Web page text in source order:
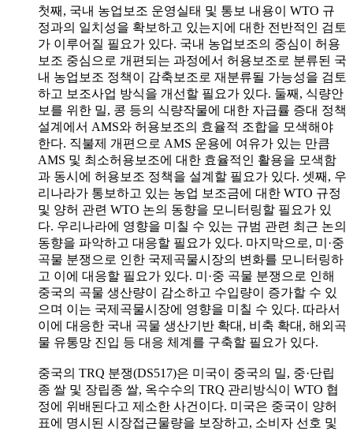
첫째, 국내 농업보조 운영실태 및 통보 내용이 WTO 규
정과의 일치성을 확보하고 있는지에 대한 전반적인 검토
가 이루어질 필요가 있다. 국내 농업보조의 중심이 허용
보조 중심으로 개편되는 과정에서 허용보조로 분류된 국
내 농업보조 정책이 감축보조로 재분류될 가능성을 검토
하고 보조사업 방식을 개선할 필요가 있다. 둘째, 식량안
보를 위한 밀, 콩 등의 식량작물에 대한 자급률 증대 정책
설계에서 AMS와 허용보조의 효율적 조합을 모색해야
한다. 직불제 개편으로 AMS 운용에 여유가 있는 만큼
AMS 및 최소허용보조에 대한 효율적인 활용을 모색함
과 동시에 허용보조 정책을 설계할 필요가 있다. 셋째, 우
리나라가 통보하고 있는 농업 보조금에 대한 WTO 규정
및 양허 관련 WTO 논의 동향을 모니터링할 필요가 있
다. 우리나라에 영향을 미칠 수 있는 규범 관련 최근 논의
동향을 파악하고 대응할 필요가 있다. 마지막으로, 미·중
곡물 분쟁으로 인한 국제곡물시장의 변화를 모니터링하
고 이에 대응할 필요가 있다. 미·중 곡물 분쟁으로 인해
중국의 곡물 생산량이 감소하고 수입량이 증가할 수 있
으며 이는 국제곡물시장에 영향을 미칠 수 있다. 따라서
이에 대응한 국내 곡물 생산기반 확대, 비축 확대, 해외곡
물 유통망 진입 등 대응 체계를 구축할 필요가 있다.
중국의 TRQ 분쟁(DS517)은 미국이 중국의 밀, 중·단립
종 쌀 및 장립종 쌀, 옥수수의 TRQ 관리방식이 WTO 협
정에 위배된다고 제소한 사건이다. 미국은 중국이 양허
표에 명시된 시장접근물량을 보장하고, 소비자 선호 및